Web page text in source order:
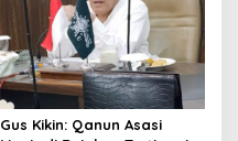
Gus Kikin: Qanun Asasi